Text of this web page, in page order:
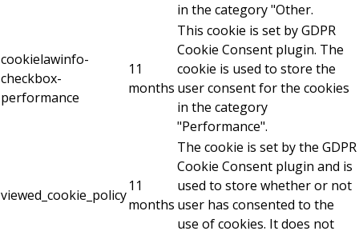
in the category "Other.
cookielawinfo-
checkbox-
performance
11
months
This cookie is set by GDPR
Cookie Consent plugin. The
cookie is used to store the
user consent for the cookies
in the category
"Performance".
viewed_cookie_policy
11
months
The cookie is set by the GDPR
Cookie Consent plugin and is
used to store whether or not
user has consented to the
use of cookies. It does not